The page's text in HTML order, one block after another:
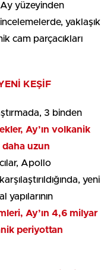
Ay yüzeyinden
yaklaşık
cam parçacıkları
KEŞİF
3 binden
Ay’ın volkanik
uzun
Apollo
yeni
yapılarının
Ay’ın 4,6 milyar
periyottan